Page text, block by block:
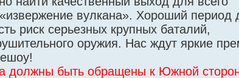
вулкана». Хороший период
риск серьезных крупных баталий,
оружия. Нас ждут яркие
должны быть обращены к Южной